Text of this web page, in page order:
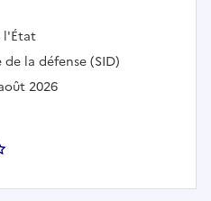
l'État
la défense (SID)
2026
HN CONDUITE